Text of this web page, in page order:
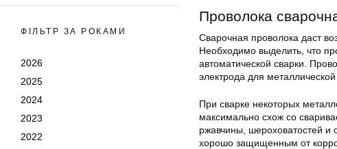
ФІЛЬТР ЗА РОКАМИ
2026
2025
2024
2023
2022
Проволока
Сварочная проволока даст
Необходимо выделить, что
автоматической сварки.
электрода для металлической
При сварке некоторых
максимально схож со
ржавчины, шероховатостей
хорошо защищенным от